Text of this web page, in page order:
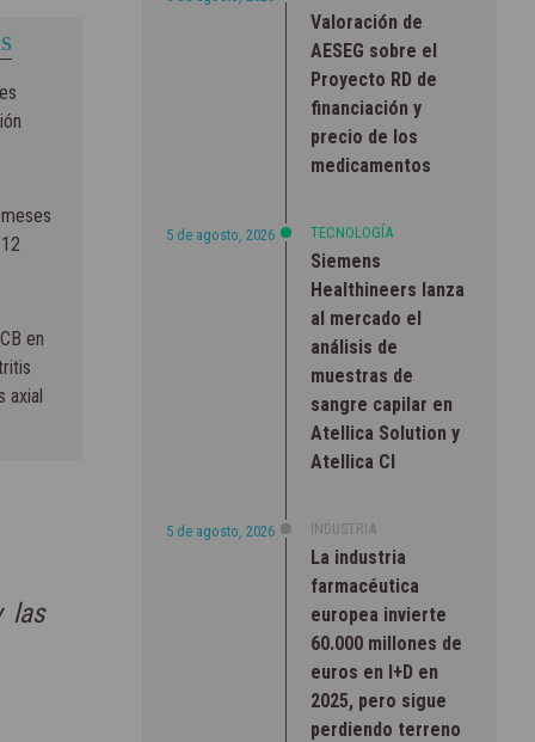
en
axial
las
Valoración de
AESEG sobre el
Proyecto RD de
financiación y
precio de los
medicamentos
5 de agosto, 2026 TECNOLOGÍA
Siemens
Healthineers lanza
al mercado el
análisis de
muestras de
sangre capilar en
Atellica Solution y
Atellica CI
5 de agosto, 2026 INDUSTRIA
La industria
farmacéutica
europea invierte
60.000 millones de
euros en I+D en
2025, pero sigue
perdiendo terreno